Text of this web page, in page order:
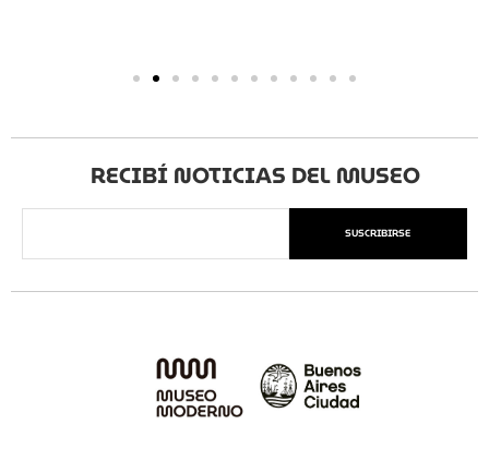
RECIBÍ NOTICIAS DEL MUSEO
SUSCRIBIRSE